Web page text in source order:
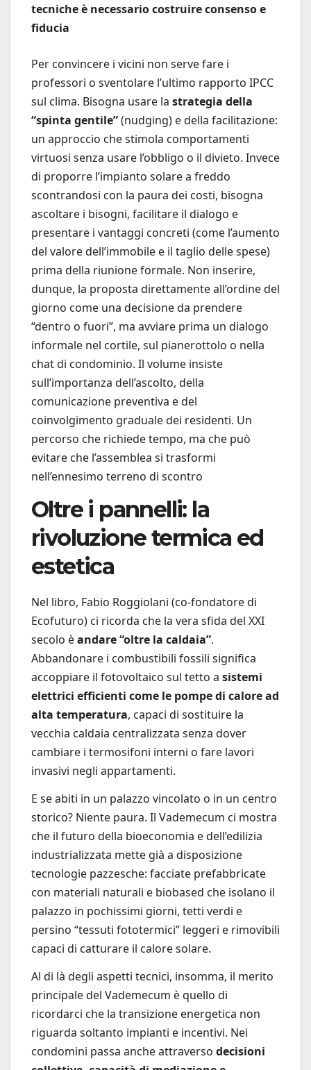
tecniche è necessario costruire consenso e
fiducia
Per convincere i vicini non serve fare i
professori o sventolare l’ultimo rapporto IPCC
sul clima. Bisogna usare la strategia della
“spinta gentile”(nudging) e della facilitazione:
un approccio che stimola comportamenti
virtuosi senza usare l’obbligo o il divieto. Invece
di proporre l’impianto solare a freddo
scontrandosi con la paura dei costi, bisogna
ascoltare i bisogni, facilitare il dialogo e
presentare i vantaggi concreti (come l’aumento
del valore dell’immobile e il taglio delle spese)
prima della riunione formale. Non inserire,
dunque, la proposta direttamente all’ordine del
giorno come una decisione da prendere
“dentro o fuori”, ma avviare prima un dialogo
informale nel cortile, sul pianerottolo o nella
chat di condominio. Il volume insiste
sull’importanza dell’ascolto, della
comunicazione preventiva e del
coinvolgimento graduale dei residenti. Un
percorso che richiede tempo, ma che può
evitare che l’assemblea si trasformi
nell’ennesimo terreno di scontro
Oltre i pannelli: la
rivoluzione termica ed
estetica
Nel libro, Fabio Roggiolani (co-fondatore di
Ecofuturo) ci ricorda che la vera sfida del XXI
secolo èandare “oltre la caldaia”.
Abbandonare i combustibili fossili significa
accoppiare il fotovoltaico sul tetto a sistemi
elettrici efficienti come le pompe di calore ad
alta temperatura, capaci di sostituire la
vecchia caldaia centralizzata senza dover
cambiare i termosifoni interni o fare lavori
invasivi negli appartamenti.
E se abiti in un palazzo vincolato o in un centro
storico? Niente paura. Il Vademecum ci mostra
che il futuro della bioeconomia e dell’edilizia
industrializzata mette già a disposizione
tecnologie pazzesche: facciate prefabbricate
con materiali naturali e biobased che isolano il
palazzo in pochissimi giorni, tetti verdi e
persino “tessuti fototermici” leggeri e rimovibili
capaci di catturare il calore solare.
Al di là degli aspetti tecnici, insomma, il merito
principale del Vademecum è quello di
ricordarci che la transizione energetica non
riguarda soltanto impianti e incentivi. Nei
condomini passa anche attraverso decisioni